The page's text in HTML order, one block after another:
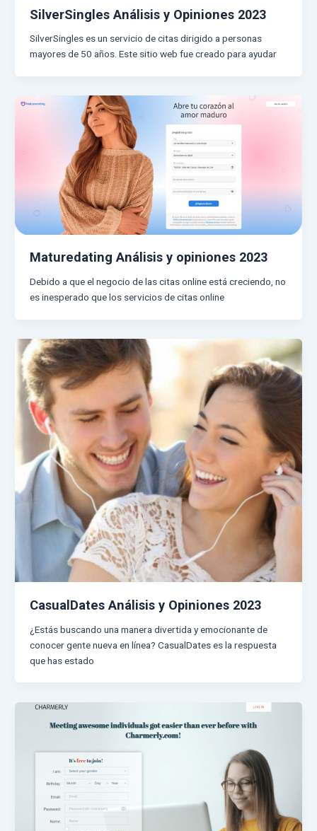
SilverSingles Análisis y Opiniones 2023
SilverSingles es un servicio de citas dirigido a personas
mayores de 50 años. Este sitio web fue creado para ayudar
Maturedating Análisis y opiniones 2023
Debido a que el negocio de las citas online está creciendo, no
es inesperado que los servicios de citas online
CasualDates Análisis y Opiniones 2023
¿Estás buscando una manera divertida y emocionante de
conocer gente nueva en línea? CasualDates es la respuesta
que has estado